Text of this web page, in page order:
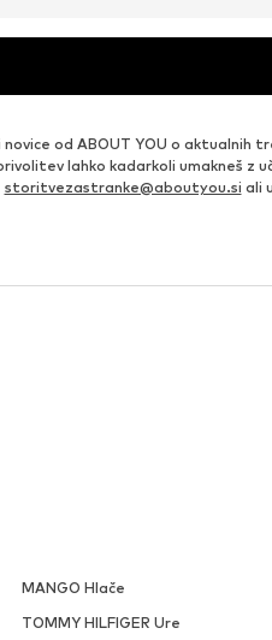
od ABOUT YOU o aktualnih
lahko kadarkoli umakneš z
storitvezastranke@aboutyou.si ali
MANGO Hlače
TOMMY HILFIGER Ure